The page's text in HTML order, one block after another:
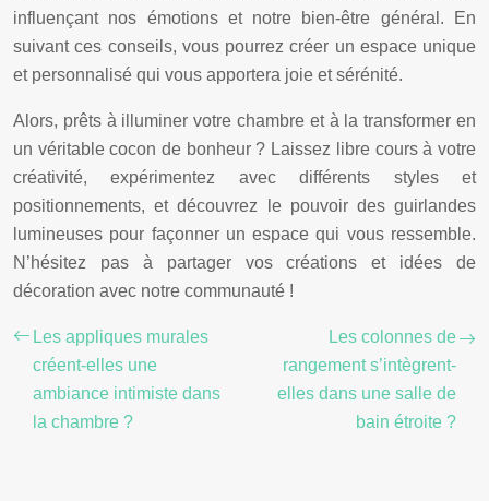
influençant nos émotions et notre bien-être général. En
suivant ces conseils, vous pourrez créer un espace unique
et personnalisé qui vous apportera joie et sérénité.
Alors, prêts à illuminer votre chambre et à la transformer en
un véritable cocon de bonheur ? Laissez libre cours à votre
créativité, expérimentez avec différents styles et
positionnements, et découvrez le pouvoir des guirlandes
lumineuses pour façonner un espace qui vous ressemble.
N’hésitez pas à partager vos créations et idées de
décoration avec notre communauté !
Les appliques murales
créent-elles une
ambiance intimiste dans
la chambre ?
Les colonnes de
rangement s’intègrent-
elles dans une salle de
bain étroite ?